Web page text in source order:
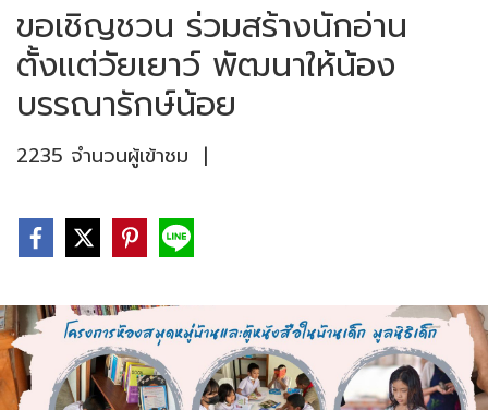
ขอเชิญชวน ร่วมสร้างนักอ่าน
ตั้งแต่วัยเยาว์ พัฒนาให้น้อง
บรรณารักษ์น้อย
2235 จำนวนผู้เข้าชม |